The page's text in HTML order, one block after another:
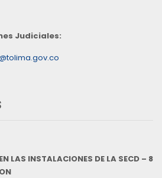
Judiciales:
LAS INSTALACIONES DE LA SECD – 8